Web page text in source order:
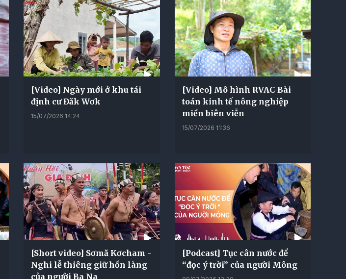
[Video] Ngày mới ở khu tái
định cư Đăk Wơk
15/07/2026 14:24
[Video] Mô hình RVAC-Bài
toán kinh tế nông nghiệp
miền biên viễn
15/07/2026 11:36
[Short video] Sơmă Kơcham -
Nghi lễ thiêng giữ hồn làng
của người Ba Na
[Podcast] Tục cân nước để
“đọc ý trời” của người Mông